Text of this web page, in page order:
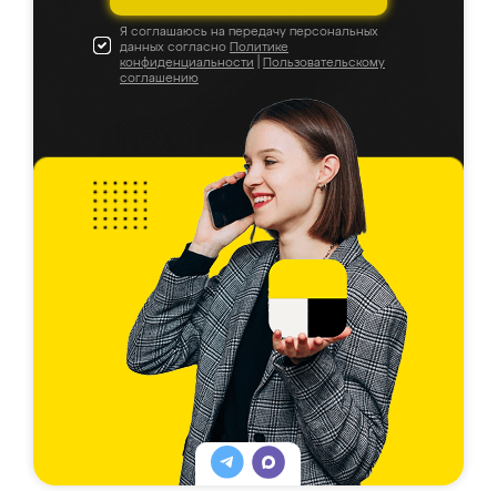
Я соглашаюсь на передачу персональных
данных согласно Политике
конфиденциальности
Пользовательскому
соглашению